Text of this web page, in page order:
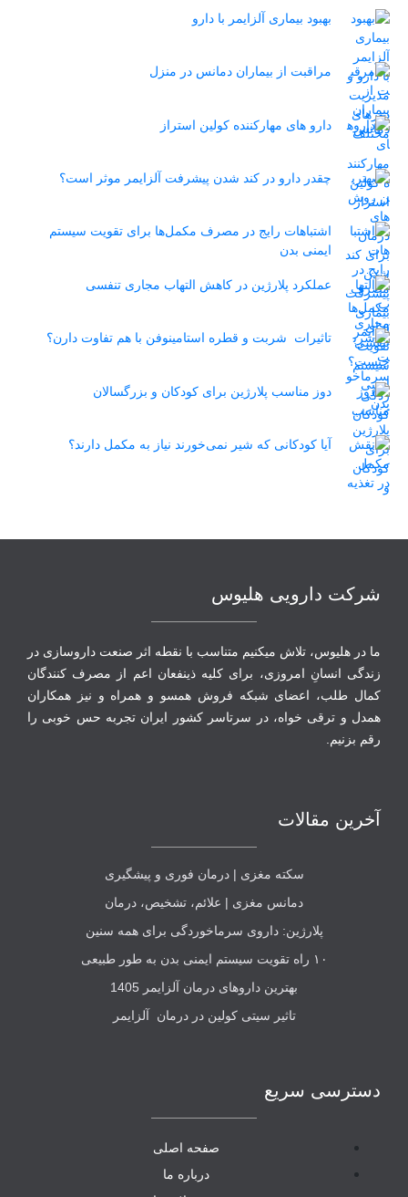
بهبود بیماری آلزایمر با دارو
مراقبت از بیماران دمانس در منزل
دارو های مهارکننده کولین استراز
چقدر دارو در کند شدن پیشرفت آلزایمر موثر است؟
اشتباهات رایج در مصرف مکمل‌ها برای تقویت سیستم
ایمنی بدن
عملکرد پلارژین در کاهش التهاب مجاری تنفسی
تاثیرات شربت و قطره استامینوفن با هم تفاوت دارن؟
دوز مناسب پلارژین برای کودکان و بزرگسالان
آیا کودکانی که شیر نمی‌خورند نیاز به مکمل دارند؟
شرکت دارویی هلیوس
ما در هلیوس، تلاش می‏کنیم متناسب با نقطه‏ اثر صنعت داروسازی در
زندگی انسانِ امروزی، برای کلیه ذینفعان اعم از مصرف‏ کنندگان
‏کمال طلب، اعضای شبکه فروش همسو و همراه و نیز همکاران
همدل و ترقی‏ خواه، در سرتاسر کشور ایران تجربه حس خوبی را
رقم بزنیم.
آخرین مقالات
سکته مغزی | درمان فوری و پیشگیری
دمانس مغزی | علائم، تشخیص، درمان
پلارژین: داروی سرماخوردگی برای همه سنین
۱۰ راه تقویت سیستم ایمنی بدن به طور طبیعی
بهترین داروهای درمان آلزایمر 1405
تاثیر سیتی کولین در درمان آلزایمر
دسترسی سریع
صفحه اصلی
درباره ما